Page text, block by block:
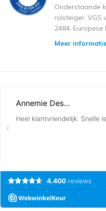
Onderstaande
rolsteiger: VGS
2484, Europese
Meer